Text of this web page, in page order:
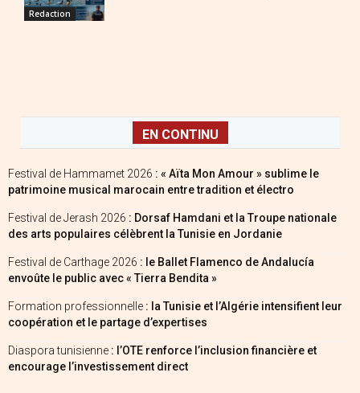
Redaction
EN CONTINU
Festival de Hammamet 2026 : « Aïta Mon Amour » sublime le
patrimoine musical marocain entre tradition et électro
Festival de Jerash 2026 : Dorsaf Hamdani et la Troupe nationale
des arts populaires célèbrent la Tunisie en Jordanie
Festival de Carthage 2026 : le Ballet Flamenco de Andalucía
envoûte le public avec « Tierra Bendita »
Formation professionnelle : la Tunisie et l’Algérie intensifient leur
coopération et le partage d’expertises
Diaspora tunisienne : l’OTE renforce l’inclusion financière et
encourage l’investissement direct